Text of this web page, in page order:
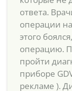
ответа.
операции
этого
операцию.
пройти
приборе
рекламе ).